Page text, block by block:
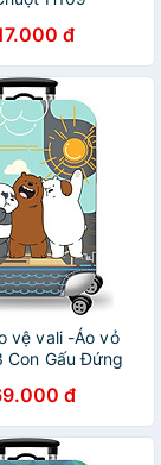
đ
vệ vali -Áo vỏ
Con Gấu Đứng
đ